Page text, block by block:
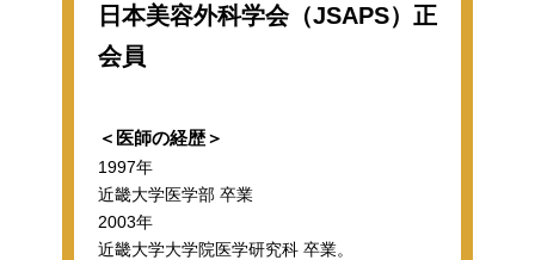
日本美容外科学会（JSAPS）正
会員
＜医師の経歴＞
1997年
近畿大学医学部 卒業
2003年
近畿大学大学院医学研究科 卒業。